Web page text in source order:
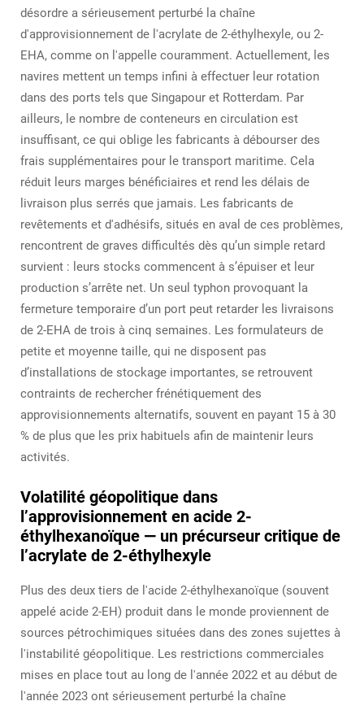
désordre a sérieusement perturbé la chaîne
d'approvisionnement de l'acrylate de 2-éthylhexyle, ou 2-
EHA, comme on l'appelle couramment. Actuellement, les
navires mettent un temps infini à effectuer leur rotation
dans des ports tels que Singapour et Rotterdam. Par
ailleurs, le nombre de conteneurs en circulation est
insuffisant, ce qui oblige les fabricants à débourser des
frais supplémentaires pour le transport maritime. Cela
réduit leurs marges bénéficiaires et rend les délais de
livraison plus serrés que jamais. Les fabricants de
revêtements et d'adhésifs, situés en aval de ces problèmes,
rencontrent de graves difficultés dès qu’un simple retard
survient : leurs stocks commencent à s’épuiser et leur
production s’arrête net. Un seul typhon provoquant la
fermeture temporaire d’un port peut retarder les livraisons
de 2-EHA de trois à cinq semaines. Les formulateurs de
petite et moyenne taille, qui ne disposent pas
d’installations de stockage importantes, se retrouvent
contraints de rechercher frénétiquement des
approvisionnements alternatifs, souvent en payant 15 à 30
% de plus que les prix habituels afin de maintenir leurs
activités.
Volatilité géopolitique dans
l’approvisionnement en acide 2-
éthylhexanoïque — un précurseur critique de
l’acrylate de 2-éthylhexyle
Plus des deux tiers de l'acide 2-éthylhexanoïque (souvent
appelé acide 2-EH) produit dans le monde proviennent de
sources pétrochimiques situées dans des zones sujettes à
l'instabilité géopolitique. Les restrictions commerciales
mises en place tout au long de l'année 2022 et au début de
l'année 2023 ont sérieusement perturbé la chaîne